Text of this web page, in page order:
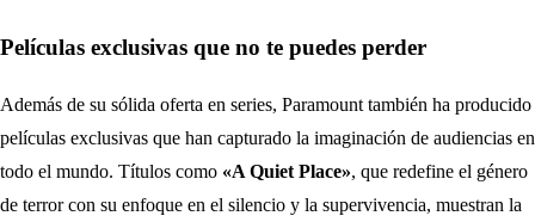
Películas exclusivas que no te puedes perder
Además de su sólida oferta en series, Paramount también ha producido
películas exclusivas que han capturado la imaginación de audiencias en
todo el mundo. Títulos como «A Quiet Place», que redefine el género
de terror con su enfoque en el silencio y la supervivencia, muestran la